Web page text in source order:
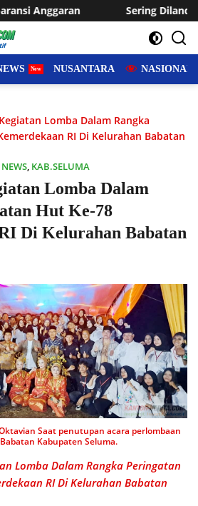
Dilanda Genangan, Desa
NUSANTARA NASIONAL
Lomba Dalam Rangka
RI Di Kelurahan Babatan
, KAB.SELUMA
Lomba Dalam
Hut Ke-78
Di Kelurahan Babatan
Saat penutupan acara perlombaan
Kabupaten Seluma.
Lomba Dalam Rangka Peringatan
RI Di Kelurahan Babatan